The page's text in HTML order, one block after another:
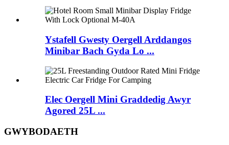
Ystafell Gwesty Oergell Arddangos
Minibar Bach Gyda Lo ...
Elec Oergell Mini Graddedig Awyr
Agored 25L ...
GWYBODAETH